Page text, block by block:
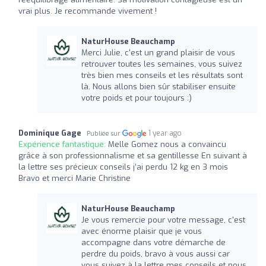
vrai plus. Je recommande vivement !
NaturHouse Beauchamp
Merci Julie, c'est un grand plaisir de vous
retrouver toutes les semaines, vous suivez
très bien mes conseils et les résultats sont
là. Nous allons bien sûr stabiliser ensuite
votre poids et pour toujours :)
Dominique Gage Publiée sur 1 year ago
Expérience fantastique: Melle Gomez nous a convaincu
grâce à son professionnalisme et sa gentillesse En suivant à
la lettre ses précieux conseils j’ai perdu 12 kg en 3 mois
Bravo et merci Marie Christine
NaturHouse Beauchamp
Je vous remercie pour votre message, c'est
avec énorme plaisir que je vous
accompagne dans votre démarche de
perdre du poids, bravo à vous aussi car